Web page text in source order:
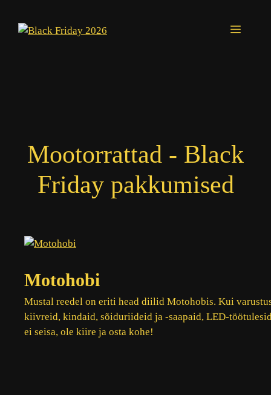
content
Menu
Mootorrattad - Black
Friday pakkumised
Motohobi
Mustal reedel on eriti head diilid Motohobis. Kui
kiivreid, kindaid, sõiduriideid ja -saapaid, LED-
ei seisa, ole kiire ja osta kohe!